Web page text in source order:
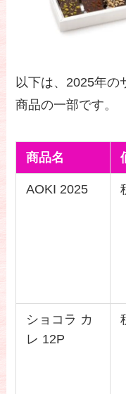
以下は、2025年の
商品の一部です。
商品名
AOKI 2025
ショコラ カ
レ 12P